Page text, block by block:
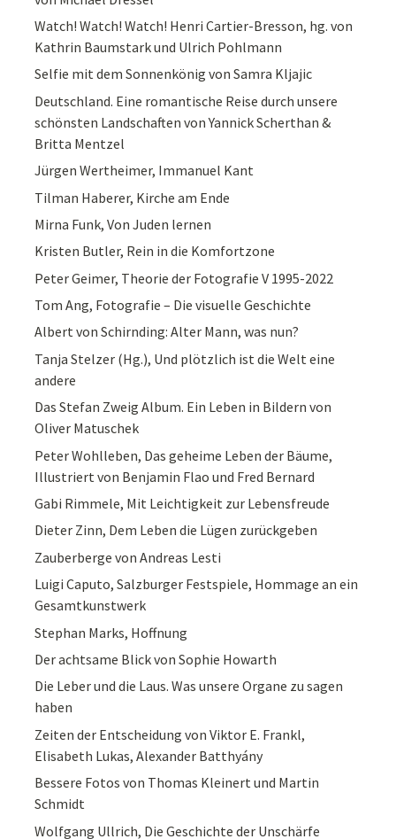
Watch! Watch! Watch! Henri Cartier-Bresson, hg. von
Kathrin Baumstark und Ulrich Pohlmann
Selfie mit dem Sonnenkönig von Samra Kljajic
Deutschland. Eine romantische Reise durch unsere
schönsten Landschaften von Yannick Scherthan &
Britta Mentzel
Jürgen Wertheimer, Immanuel Kant
Tilman Haberer, Kirche am Ende
Mirna Funk, Von Juden lernen
Kristen Butler, Rein in die Komfortzone
Peter Geimer, Theorie der Fotografie V 1995-2022
Tom Ang, Fotografie – Die visuelle Geschichte
Albert von Schirnding: Alter Mann, was nun?
Tanja Stelzer (Hg.), Und plötzlich ist die Welt eine
andere
Das Stefan Zweig Album. Ein Leben in Bildern von
Oliver Matuschek
Peter Wohlleben, Das geheime Leben der Bäume,
Illustriert von Benjamin Flao und Fred Bernard
Gabi Rimmele, Mit Leichtigkeit zur Lebensfreude
Dieter Zinn, Dem Leben die Lügen zurückgeben
Zauberberge von Andreas Lesti
Luigi Caputo, Salzburger Festspiele, Hommage an ein
Gesamtkunstwerk
Stephan Marks, Hoffnung
Der achtsame Blick von Sophie Howarth
Die Leber und die Laus. Was unsere Organe zu sagen
haben
Zeiten der Entscheidung von Viktor E. Frankl,
Elisabeth Lukas, Alexander Batthyány
Bessere Fotos von Thomas Kleinert und Martin
Schmidt
Wolfgang Ullrich, Die Geschichte der Unschärfe